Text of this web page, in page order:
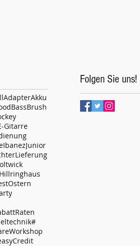
Folgen Sie uns!
AdapterAkku
BassBrush
Gitarre
IbanezJunior
Lieferung
Ostern
Raten
Workshop